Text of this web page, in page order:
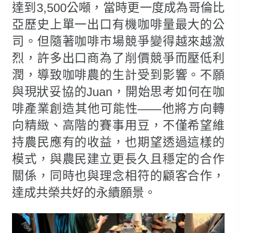
達到3,500公噸，當時更一度成為哥倫比
亞歷史上單一出口有機咖啡量最大的公
司。但隨著咖啡市場競爭變得越來越激
烈，許多出口商為了削價競爭而壓低利
潤，導致咖啡農的生計受到影響。不願
與現狀妥協的Juan，開始思考如何在咖
啡產業創造其他可能性——他將方向轉
向精緻、高階的賽事用豆，不僅希望維
持農民應有的收益，也期望透過這樣的
模式，與農民建立更長久且穩定的合作
關係，同時也與理念相符的顧客合作，
達成共榮共好的永續願景。